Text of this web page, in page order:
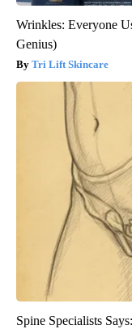
Wrinkles: Everyone
Genius)
Tri Lift Skincare
Spine Specialists